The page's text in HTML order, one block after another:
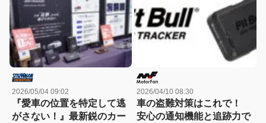
2026/05/04 09:02
『愛車の位置を特定して逃
がさない！』最新鋭のカー
2026/04/10 08:30
車の盗難対策はこれで！
安心の通知機能と追跡力で